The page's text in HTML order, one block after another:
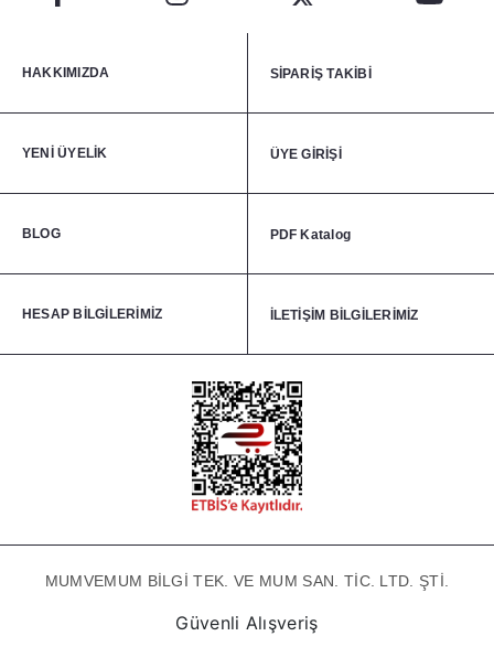
HAKKIMIZDA SİPARİŞ TAKİBİ
YENİ ÜYELİK ÜYE GİRİŞİ
BLOG PDF Katalog
HESAP BİLGİLERİMİZ İLETİŞİM BİLGİLERİMİZ
MUMVEMUM BİLGİ TEK. VE MUM SAN. TİC. LTD. ŞTİ.
Güvenli Alışveriş